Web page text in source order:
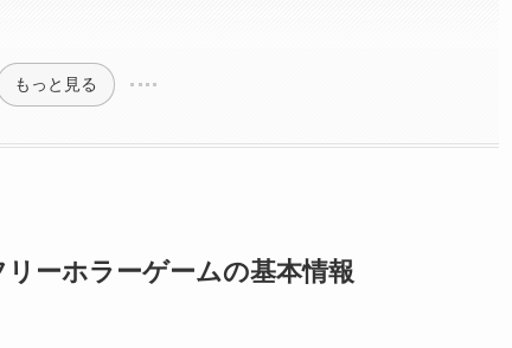
もっと見る
ーホラーゲームの基本情報